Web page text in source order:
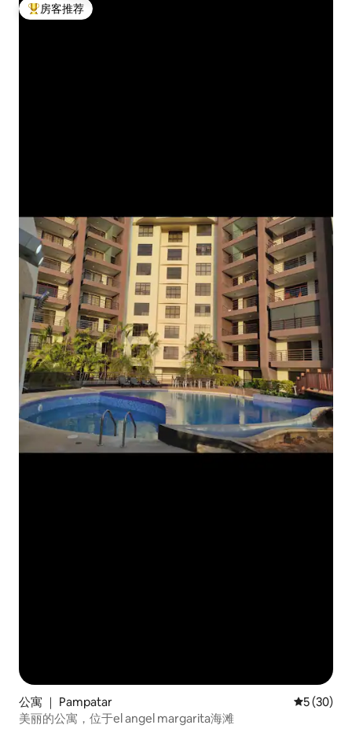
热门「房客推荐」
房客推荐
公寓 ｜ Pampatar 平均评分
5 (30)
美丽的公寓，位于el angel margarita海滩